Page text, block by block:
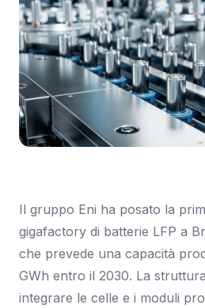
Il gruppo Eni ha posato la
gigafactory di batterie LFP a
che prevede una capacità
GWh entro il 2030. La
integrare le celle e i moduli